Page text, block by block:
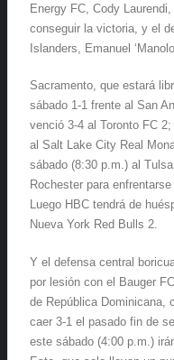
Energy FC, Cody
conseguir la victoria, y el
Islanders, Emanuel
Sacramento, que estará
sábado 1-1 frente al San
venció 3-4 al Toronto FC
al Salt Lake City Real
sábado (8:30 p.m.) al
Rochester para
Luego HBC tendrá de
Nueva York Red Bulls 2.
Y el defensa central
por lesión con el Bauger
de República Dominicana,
caer 3-1 el pasado fin de
este sábado (4:00 p.m.)